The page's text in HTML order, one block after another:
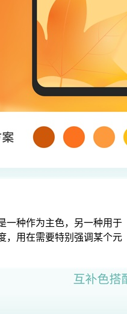
一种作为主色，另一种用于
，用在需要特别强调某个元